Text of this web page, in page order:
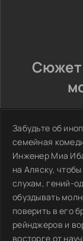
Сюжет
Забудьте об
семейная
Инженер Миа
на Аляску,
слухам, гений-
обуздывать
поверить в его
рейнджеров и
восторге от